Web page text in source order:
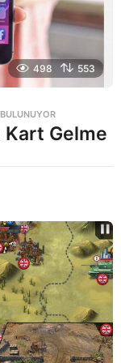
498 553
Gelme